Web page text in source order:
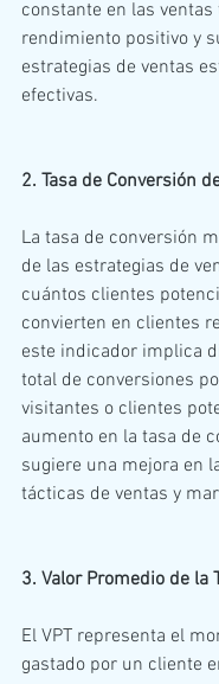
constante en las
rendimiento positivo y
estrategias de ventas
efectivas.
2. Tasa de Conversión
La tasa de conversión
de las estrategias de
cuántos clientes
convierten en clientes
este indicador implica
total de conversiones
visitantes o clientes
aumento en la tasa de
sugiere una mejora en
tácticas de ventas y
3. Valor Promedio de la
El VPT representa el
gastado por un cliente